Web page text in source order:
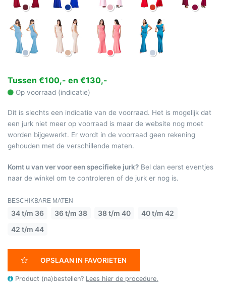
Tussen €100,- en €130,-
Op voorraad (indicatie)
Dit is slechts een indicatie van de voorraad. Het is mogelijk dat
een jurk niet meer op voorraad is maar de website nog moet
worden bijgewerkt. Er wordt in de voorraad geen rekening
gehouden met de verschillende maten.
Komt u van ver voor een specifieke jurk? Bel dan eerst eventjes
naar de winkel om te controleren of de jurk er nog is.
BESCHIKBARE MATEN
34 t/m 36 36 t/m 38 38 t/m 40
40 t/m 42
42 t/m 44
OPSLAAN IN FAVORIETEN
Product (na)bestellen? Lees hier de procedure.